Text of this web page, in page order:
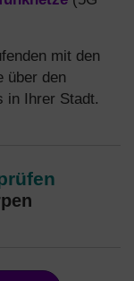
mit den
über den
in Ihrer Stadt.